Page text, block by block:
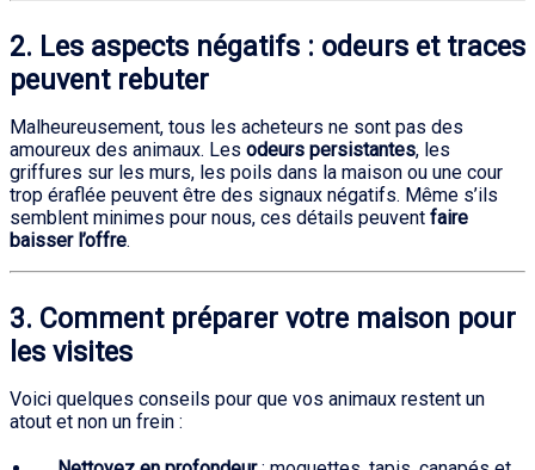
2. Les aspects négatifs : odeurs et traces
peuvent rebuter
Malheureusement, tous les acheteurs ne sont pas des
amoureux des animaux. Les odeurs persistantes, les
griffures sur les murs, les poils dans la maison ou une cour
trop éraflée peuvent être des signaux négatifs. Même s’ils
semblent minimes pour nous, ces détails peuvent faire
baisser l’offre.
3. Comment préparer votre maison pour
les visites
Voici quelques conseils pour que vos animaux restent un
atout et non un frein :